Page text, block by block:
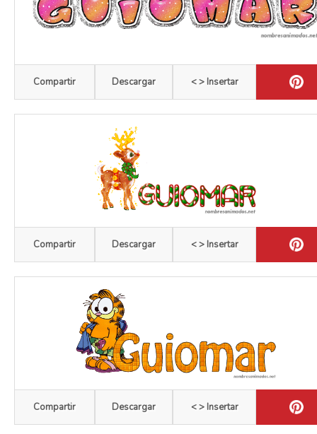
Compartir Descargar < > Insertar
Compartir Descargar < > Insertar
Compartir Descargar < > Insertar